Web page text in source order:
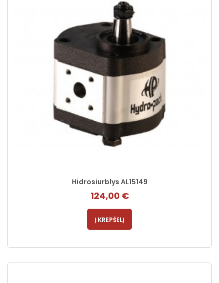
Hidrosiurblys AL15149
124,00 €
Į KREPŠELĮ